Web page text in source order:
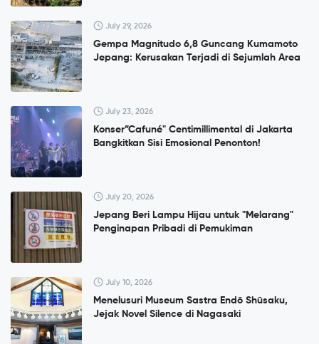
July 29, 2026
Gempa Magnitudo 6,8 Guncang Kumamoto
Jepang: Kerusakan Terjadi di Sejumlah Area
July 23, 2026
Konser”Cafuné" Centimillimental di Jakarta
Bangkitkan Sisi Emosional Penonton!
July 20, 2026
Jepang Beri Lampu Hijau untuk "Melarang"
Penginapan Pribadi di Pemukiman
July 10, 2026
Menelusuri Museum Sastra Endō Shūsaku,
Jejak Novel Silence di Nagasaki